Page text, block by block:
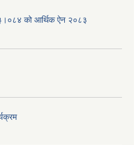
को आर्थिक ऐन २०८३